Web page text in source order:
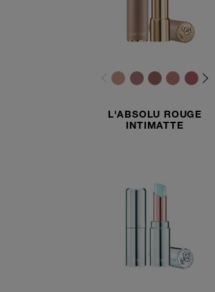
L'ABSOLU ROUGE
INTIMATTE